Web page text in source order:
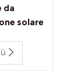
da
solare